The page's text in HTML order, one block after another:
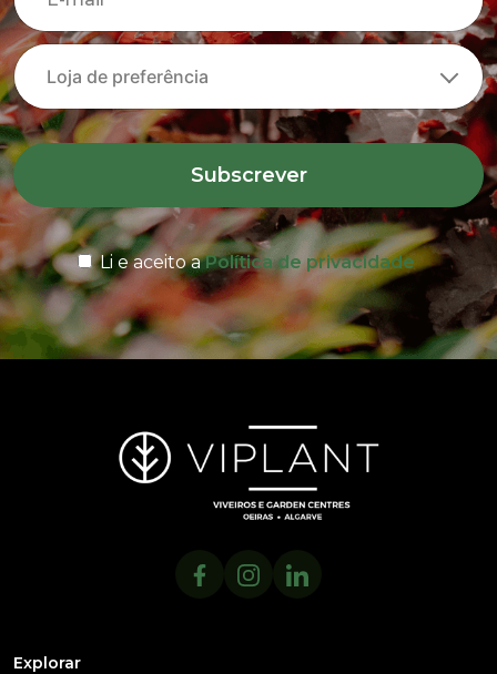
Subscrever
Li e aceito aPolítica de privacidade
Explorar